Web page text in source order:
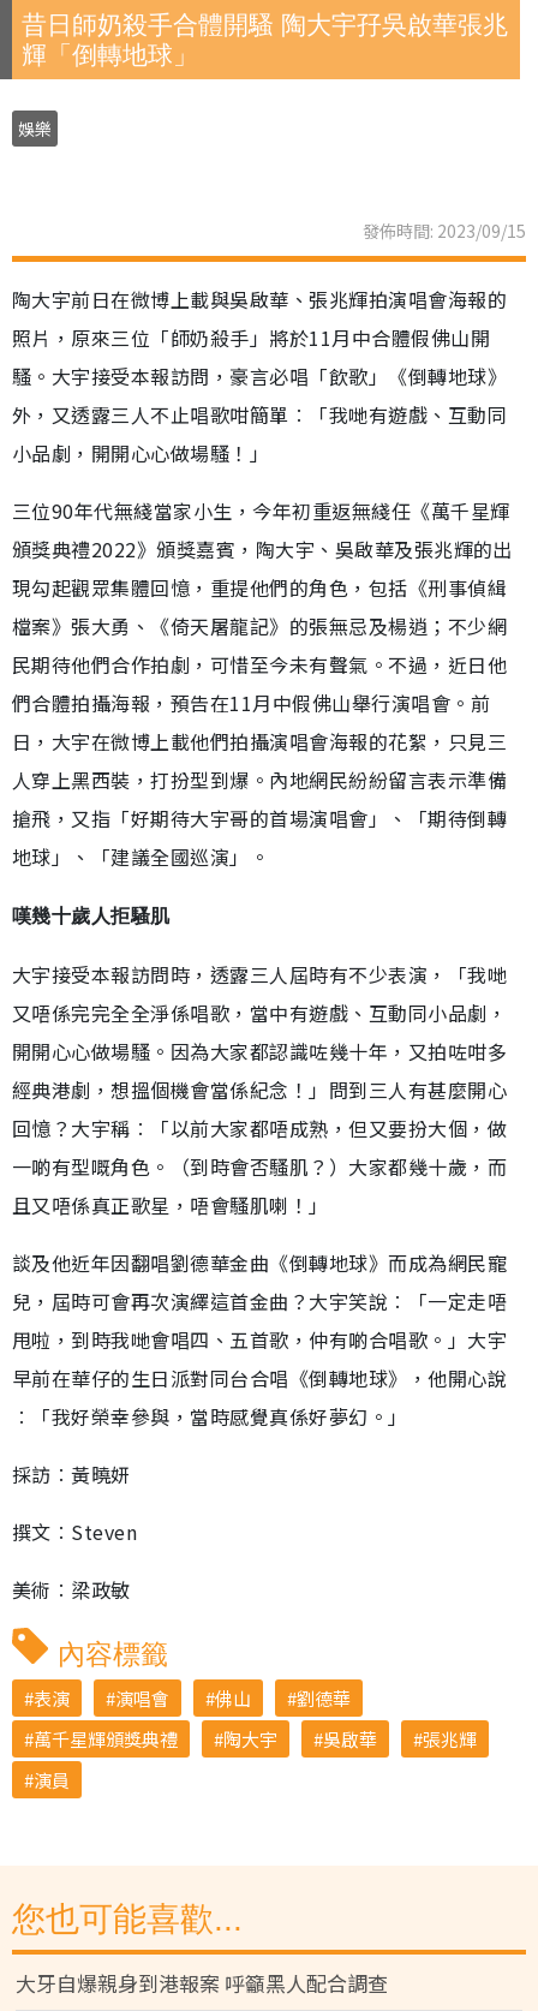
昔日師奶殺手合體開騷 陶大宇孖吳啟華張兆
輝「倒轉地球」
娛樂
發佈時間: 2023/09/15
陶大宇前日在微博上載與吳啟華、張兆輝拍演唱會海報的
照片，原來三位「師奶殺手」將於11月中合體假佛山開
騷。大宇接受本報訪問，豪言必唱「飲歌」《倒轉地球》
外，又透露三人不止唱歌咁簡單︰「我哋有遊戲、互動同
小品劇，開開心心做場騷！」
三位90年代無綫當家小生，今年初重返無綫任《萬千星輝
頒獎典禮2022》頒獎嘉賓，陶大宇、吳啟華及張兆輝的出
現勾起觀眾集體回憶，重提他們的角色，包括《刑事偵緝
檔案》張大勇、《倚天屠龍記》的張無忌及楊逍；不少網
民期待他們合作拍劇，可惜至今未有聲氣。不過，近日他
們合體拍攝海報，預告在11月中假佛山舉行演唱會。前
日，大宇在微博上載他們拍攝演唱會海報的花絮，只見三
人穿上黑西裝，打扮型到爆。內地網民紛紛留言表示準備
搶飛，又指「好期待大宇哥的首場演唱會」、「期待倒轉
地球」、「建議全國巡演」。
嘆幾十歲人拒騷肌
大宇接受本報訪問時，透露三人屆時有不少表演，「我哋
又唔係完完全全淨係唱歌，當中有遊戲、互動同小品劇，
開開心心做場騷。因為大家都認識咗幾十年，又拍咗咁多
經典港劇，想搵個機會當係紀念！」問到三人有甚麼開心
回憶？大宇稱︰「以前大家都唔成熟，但又要扮大個，做
一啲有型嘅角色。（到時會否騷肌？）大家都幾十歲，而
且又唔係真正歌星，唔會騷肌喇！」
談及他近年因翻唱劉德華金曲《倒轉地球》而成為網民寵
兒，屆時可會再次演繹這首金曲？大宇笑說︰「一定走唔
甩啦，到時我哋會唱四、五首歌，仲有啲合唱歌。」大宇
早前在華仔的生日派對同台合唱《倒轉地球》，他開心說
︰「我好榮幸參與，當時感覺真係好夢幻。」
採訪︰黃曉妍
撰文︰Steven
美術︰梁政敏
內容標籤
表演 演唱會 佛山
劉德華
萬千星輝頒獎典禮
陶大宇 吳啟華
張兆輝
演員
您也可能喜歡...
大牙自爆親身到港報案 呼籲黑人配合調查